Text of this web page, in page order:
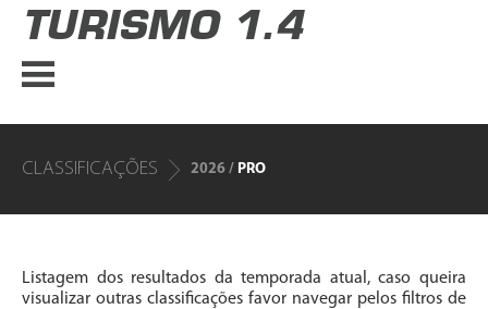
TURISMO 1.4
CLASSIFICAÇÕES 2026 / PRO
Listagem dos resultados da temporada atual, caso queira
visualizar outras classificações favor navegar pelos filtros de